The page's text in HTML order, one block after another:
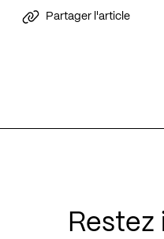
Partager l'article
Restez